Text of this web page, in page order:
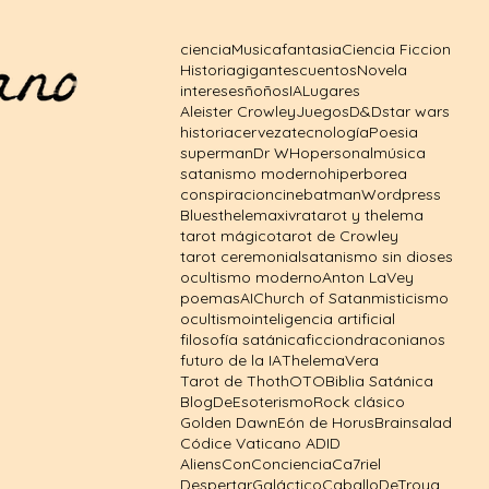
cienciaMusicafantasiaCiencia Ficcion
HistoriagigantescuentosNovela
interesesñoñosIALugares
Aleister CrowleyJuegosD&Dstar wars
historiacervezatecnologíaPoesia
supermanDr WHopersonalmúsica
satanismo modernohiperborea
conspiracioncinebatmanWordpress
Bluesthelemaxivratarot y thelema
tarot mágicotarot de Crowley
tarot ceremonialsatanismo sin dioses
ocultismo modernoAnton LaVey
poemasAIChurch of Satanmisticismo
ocultismointeligencia artificial
filosofía satánicaficciondraconianos
futuro de la IAThelemaVera
Tarot de ThothOTOBiblia Satánica
BlogDeEsoterismoRock clásico
Golden DawnEón de HorusBrainsalad
Códice Vaticano ADID
AliensConConcienciaCa7riel